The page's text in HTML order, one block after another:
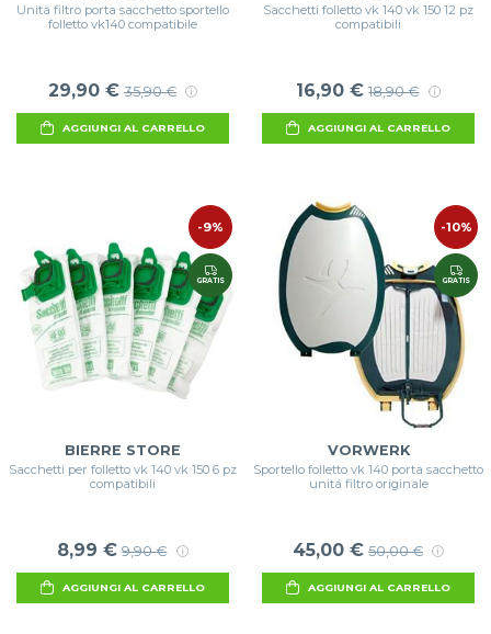
Unità filtro porta sacchetto sportello
folletto vk140 compatibile
29,90 € 35,90 €
AGGIUNGI AL CARRELLO
Sacchetti folletto vk 140 vk 150 12 pz
compatibili
16,90 € 18,90 €
AGGIUNGI AL CARRELLO
-9%
GRATIS
BIERRE STORE
Sacchetti per folletto vk 140 vk 150 6 pz
compatibili
8,99 € 9,90 €
AGGIUNGI AL CARRELLO
-10%
GRATIS
VORWERK
Sportello folletto vk 140 porta sacchetto
unitá filtro originale
45,00 € 50,00 €
AGGIUNGI AL CARRELLO